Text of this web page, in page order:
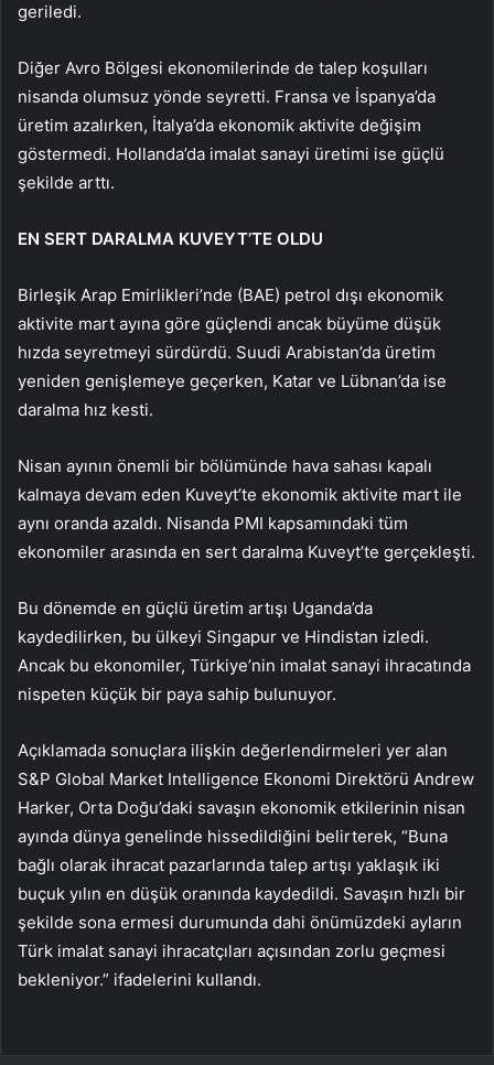
geriledi.
Diğer Avro Bölgesi ekonomilerinde de talep koşulları
nisanda olumsuz yönde seyretti. Fransa ve İspanya’da
üretim azalırken, İtalya’da ekonomik aktivite değişim
göstermedi. Hollanda’da imalat sanayi üretimi ise güçlü
şekilde arttı.
EN SERT DARALMA KUVEYT’TE OLDU
Birleşik Arap Emirlikleri’nde (BAE) petrol dışı ekonomik
aktivite mart ayına göre güçlendi ancak büyüme düşük
hızda seyretmeyi sürdürdü. Suudi Arabistan’da üretim
yeniden genişlemeye geçerken, Katar ve Lübnan’da ise
daralma hız kesti.
Nisan ayının önemli bir bölümünde hava sahası kapalı
kalmaya devam eden Kuveyt’te ekonomik aktivite mart ile
aynı oranda azaldı. Nisanda PMI kapsamındaki tüm
ekonomiler arasında en sert daralma Kuveyt’te gerçekleşti.
Bu dönemde en güçlü üretim artışı Uganda’da
kaydedilirken, bu ülkeyi Singapur ve Hindistan izledi.
Ancak bu ekonomiler, Türkiye’nin imalat sanayi ihracatında
nispeten küçük bir paya sahip bulunuyor.
Açıklamada sonuçlara ilişkin değerlendirmeleri yer alan
S&P Global Market Intelligence Ekonomi Direktörü Andrew
Harker, Orta Doğu’daki savaşın ekonomik etkilerinin nisan
ayında dünya genelinde hissedildiğini belirterek, “Buna
bağlı olarak ihracat pazarlarında talep artışı yaklaşık iki
buçuk yılın en düşük oranında kaydedildi. Savaşın hızlı bir
şekilde sona ermesi durumunda dahi önümüzdeki ayların
Türk imalat sanayi ihracatçıları açısından zorlu geçmesi
bekleniyor.” ifadelerini kullandı.